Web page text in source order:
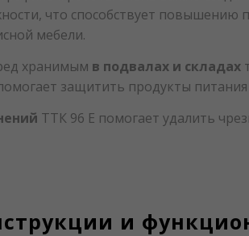
что способствует повышению
мебели.
хранимым в подвалах и складах
защитить продукты
ТТК 96 E помогает удалить
и